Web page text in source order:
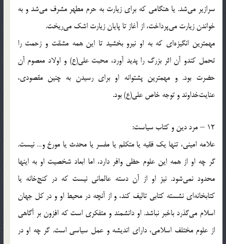
سرازیر می‌شد. یا هنگامی که برای زیارت به حرم مطهر مشرف می‌شد و به
خواندن زیارت می‌پرداخت، از آغاز تا پایان زیارت اشک می‌ریخت.
مهمترین انگیزه‌ای که به او نیرو بخشید تا این همه مشقت و زحمت را
تحمل کندو آن اثر بزرگ را پدید آورد، محبت علی(ع) و اولاد معصوم آن
حضرت بود. و مهمترین پشتوانه او برای رسیدن به چنین مقصودی،
عنایت‌خداوند و توجه خاص علی(ع) بود.
12 – مرد دین و کتاب سیاست:
علامه امینی، تنها یک فقیه یا متکلم یا مفسر یا محدث یا مورخ و… نیست.
گر چه او از همه این علوم حظی وافر دارد، اما ابعاد شخصیت او به اینها
محدود نمی‌شود. نیز او از آن دسته عالمانی نیست که در کنج‌خانه یا
کتابخانه‌ای نشسته کتابی تالیف کند، و از آنچه در محیط او و در کل جهان
اسلام می‌گذرد باخبر نباشد. او دانشمند و متفکری است که افزون بر آگاهی
از علوم مختلف اسلامی، دارای اندیشه و عمل سیاسی است. گر چه او در